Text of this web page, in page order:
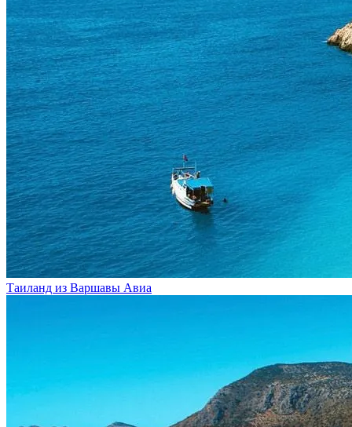
Таиланд из Варшавы Авиа